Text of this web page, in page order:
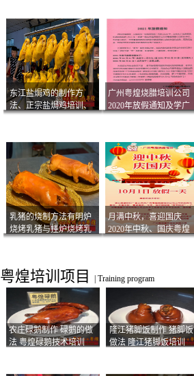
东江盐焗鸡的制作方
法、正宗盐焗鸡培训、
广州粤煌烧腊培训公司
2020年放假通知及学广
乳猪的烧制方法有明炉
烧烤乳猪与挂炉烧烤乳
月满中秋，喜迎国庆
2020年中秋、国庆粤煌
粤煌培训项目 Training program
农庄碌鹅制作 碌鹅的做
法 粤煌碌鹅技术培训
隆江猪脚饭制作 猪脚饭
做法 隆江猪脚饭培训